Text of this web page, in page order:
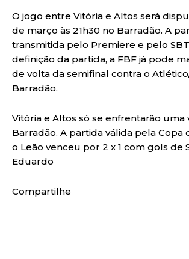
O jogo entre Vitória e Altos será
de março às 21h30 no Barradão. A
transmitida pelo Premiere e pelo
definição da partida, a FBF já pode
de volta da semifinal contra o
Barradão.
Vitória e Altos só se enfrentarão uma
Barradão. A partida válida pela Copa
o Leão venceu por 2 x 1 com gols de
Eduardo
Compartilhe